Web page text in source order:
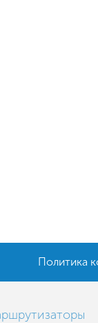
Политика